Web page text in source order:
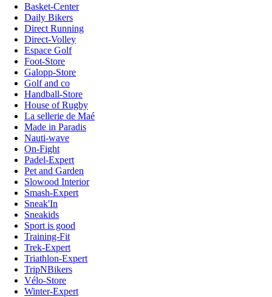
Basket-Center
Daily Bikers
Direct Running
Direct-Volley
Espace Golf
Foot-Store
Galopp-Store
Golf and co
Handball-Store
House of Rugby
La sellerie de Maé
Made in Paradis
Nauti-wave
On-Fight
Padel-Expert
Pet and Garden
Slowood Interior
Smash-Expert
Sneak'In
Sneakids
Sport is good
Training-Fit
Trek-Expert
Triathlon-Expert
TripNBikers
Vélo-Store
Winter-Expert